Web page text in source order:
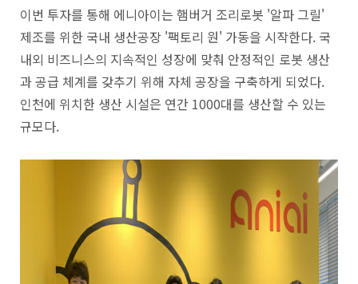
이번 투자를 통해 에니아이는 햄버거 조리로봇 '알파 그릴'
제조를 위한 국내 생산공장 '팩토리 원' 가동을 시작한다. 국
내외 비즈니스의 지속적인 성장에 맞춰 안정적인 로봇 생산
과 공급 체계를 갖추기 위해 자체 공장을 구축하게 되었다.
인천에 위치한 생산 시설은 연간 1000대를 생산할 수 있는
규모다.